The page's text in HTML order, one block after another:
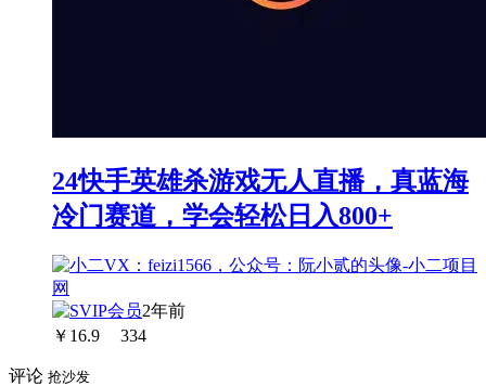
24快手英雄杀游戏无人直播，真蓝海
冷门赛道，学会轻松日入800+
2年前
￥ 16.9 334
评论 抢沙发